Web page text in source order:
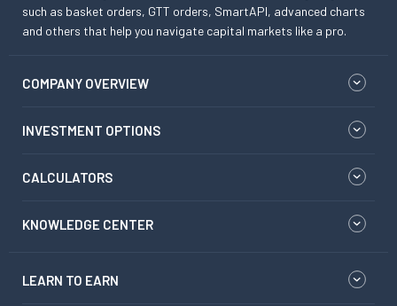
such as basket orders, GTT orders, SmartAPI, advanced charts
and others that help you navigate capital markets like a pro.
COMPANY OVERVIEW
INVESTMENT OPTIONS
CALCULATORS
KNOWLEDGE CENTER
LEARN TO EARN